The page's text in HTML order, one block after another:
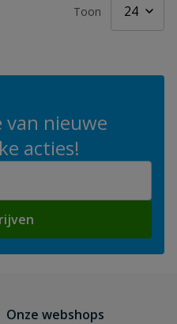
Toon
van nieuwe
acties!
Onze webshops